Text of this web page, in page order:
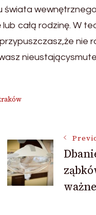
świata
lub całą rodzinę. W
nie
Post
ważne